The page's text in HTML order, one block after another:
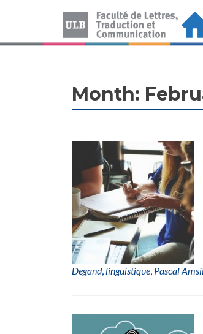
Month:
Degand,linguistique, Pascal